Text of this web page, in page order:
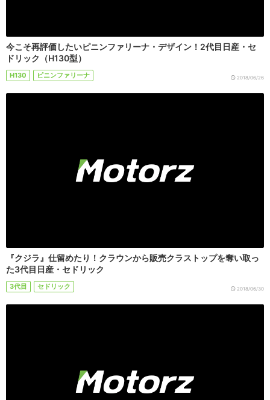
今こそ再評価したいピニンファリーナ・デザイン！2代目日産・セ
ドリック（H130型）
H130 ピニンファリーナ 2018/06/26
『クジラ』仕留めたり！クラウンから販売クラストップを奪い取っ
た3代目日産・セドリック
3代目 セドリック 2018/06/30